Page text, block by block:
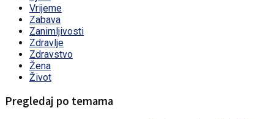
Vrijeme
Zabava
Zanimljivosti
Zdravlje
Zdravstvo
Žena
Život
Pregledaj po temama